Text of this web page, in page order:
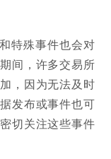
特殊事件也会对
间，许多交易所
，因为无法及时
发布或事件也可
切关注这些事件